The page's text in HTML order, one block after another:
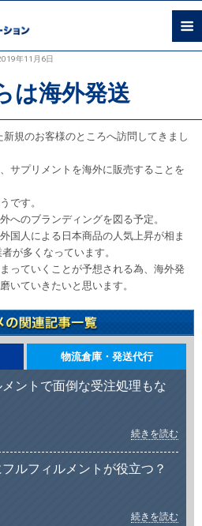
年11月6日
は海外発送
規のお客様のところへ訪問してきまし
サプリメントを海外に販売することを
です。
へのブランディングを図る予定。
国人による日本商品の人気上昇が相ま
が多くなっています。
っていくことが予想される為、海外発
いていきたいと思います。
物流倉庫・発送代行
ントで面倒な受注処理もな
続きを読む
ルフィルメントが役立つ？
続きを読む